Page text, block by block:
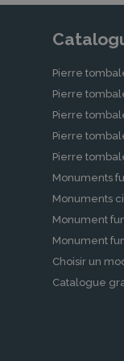
Que
et
nous
toutes les
optiez pour
essentielle
afin de
qualifiés
des moments
Pierre
Pierre
Pierre
Pierre
Pierre
Monuments
Monuments
Monument
Monument
Choisir un
Catalogue